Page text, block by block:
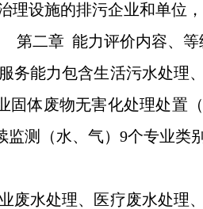
设施的排污企业和单位，
第二章 能力评价内容、等
务能力包含生活污水处理
固体废物无害化处理处置
监测（水、气）9个专业类
废水处理、医疗废水处理